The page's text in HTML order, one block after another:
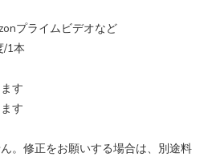
プライムビデオなど
/1本
す
す
。修正をお願いする場合は、別途料